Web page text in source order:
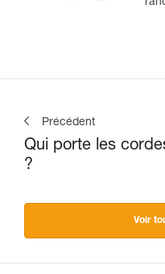
Précédent
Qui porte les
?
Voir